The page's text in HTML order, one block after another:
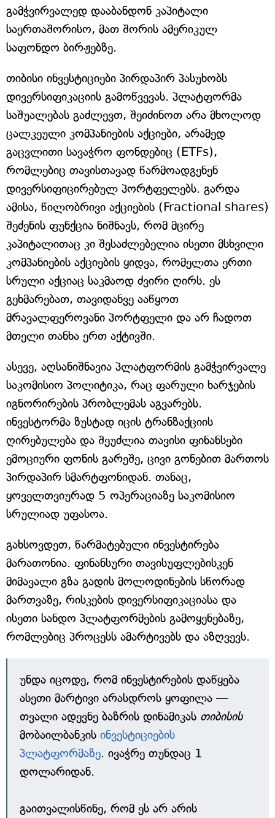
გამჭვირვალედ დააბანდონ კაპიტალი
საერთაშორისო, მათ შორის ამერიკულ
საფონდო ბირჟებზე.
თიბისი ინვესტიციები პირდაპირ პასუხობს
დივერსიფიკაციის გამოწვევას. პლატფორმა
საშუალებას გაძლევთ, შეიძინოთ არა მხოლოდ
ცალკეული კომპანიების აქციები, არამედ
გაცვლითი სავაჭრო ფონდებიც (ETFs),
რომლებიც თავისთავად წარმოადგენენ
დივერსიფიცირებულ პორტფელებს. გარდა
ამისა, წილობრივი აქციების (Fractional shares)
შეძენის ფუნქცია ნიშნავს, რომ მცირე
კაპიტალითაც კი შესაძლებელია ისეთი მსხვილი
კომპანიების აქციების ყიდვა, რომელთა ერთი
სრული აქციაც საკმაოდ ძვირი ღირს. ეს
გეხმარებათ, თავიდანვე ააწყოთ
მრავალფეროვანი პორტფელი და არ ჩადოთ
მთელი თანხა ერთ აქტივში.
ასევე, აღსანიშნავია პლატფორმის გამჭვირვალე
საკომისიო პოლიტიკა, რაც ფარული ხარჯების
იგნორირების პრობლემას აგვარებს.
ინვესტორმა ზუსტად იცის ტრანზაქციის
ღირებულება და შეუძლია თავისი ფინანსები
ემოციური ფონის გარეშე, ცივი გონებით მართოს
პირდაპირ სმარტფონიდან. თანაც,
ყოველთვიურად 5 ოპერაციაზე საკომისიო
სრულიად უფასოა.
გახსოვდეთ, წარმატებული ინვესტირება
მარათონია. ფინანსური თავისუფლებისკენ
მიმავალი გზა გადის მოლოდინების სწორად
მართვაზე, რისკების დივერსიფიკაციასა და
ისეთი სანდო პლატფორმების გამოყენებაზე,
რომლებიც პროცესს ამარტივებს და აზღვევს.
უნდა იცოდე, რომ ინვესტირების დაწყება
ასეთი მარტივი არასდროს ყოფილა —
თვალი ადევნე ბაზრის დინამიკას თიბისის
მობაილბანკის ინვესტიციების
პლატფორმაზე. ივაჭრე თუნდაც 1
დოლარიდან.
გაითვალისწინე, რომ ეს არ არის